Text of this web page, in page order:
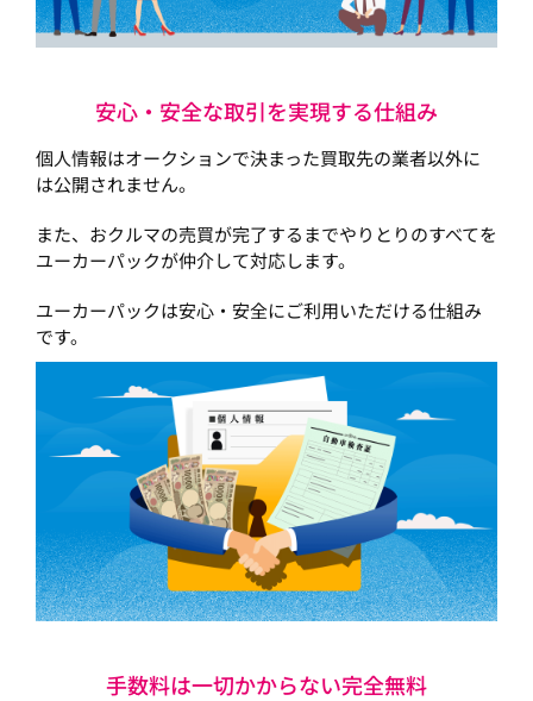
安心・安全な取引を実現する仕組み
個人情報はオークションで決まった買取先の業者以外に
は公開されません。
また、おクルマの売買が完了するまでやりとりのすべてを
ユーカーパックが仲介して対応します。
ユーカーパックは安心・安全にご利用いただける仕組み
です。
手数料は一切かからない完全無料